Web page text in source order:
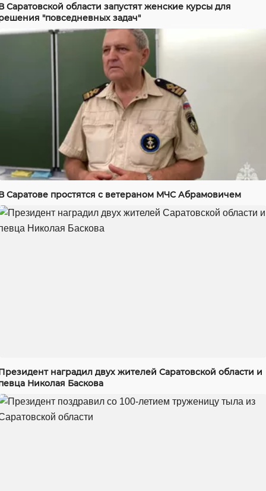
Саратовской области запустят женские курсы для
"повседневных задач"
Саратове простятся с ветераном МЧС Абрамовичем
наградил двух жителей Саратовской области и
Николая Баскова